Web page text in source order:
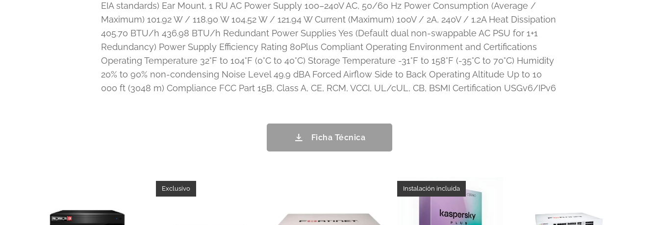
EIA standards) Ear Mount, 1 RU AC Power Supply 100–240V AC, 50/60 Hz Power Consumption (Average /
Maximum) 101.92 W / 118.90 W 104.52 W / 121.94 W Current (Maximum) 100V / 2A, 240V / 1.2A Heat Dissipation
405.70 BTU/h 436.98 BTU/h Redundant Power Supplies Yes (Default dual non-swappable AC PSU for 1+1
Redundancy) Power Supply Efficiency Rating 80Plus Compliant Operating Environment and Certifications
Operating Temperature 32°F to 104°F (0°C to 40°C) Storage Temperature -31°F to 158°F (-35°C to 70°C) Humidity
20% to 90% non-condensing Noise Level 49.9 dBA Forced Airflow Side to Back Operating Altitude Up to 10
000 ft (3048 m) Compliance FCC Part 15B, Class A, CE, RCM, VCCI, UL/cUL, CB, BSMI Certification USGv6/IPv6
Ficha Técnica
Exclusivo Instalación incluida